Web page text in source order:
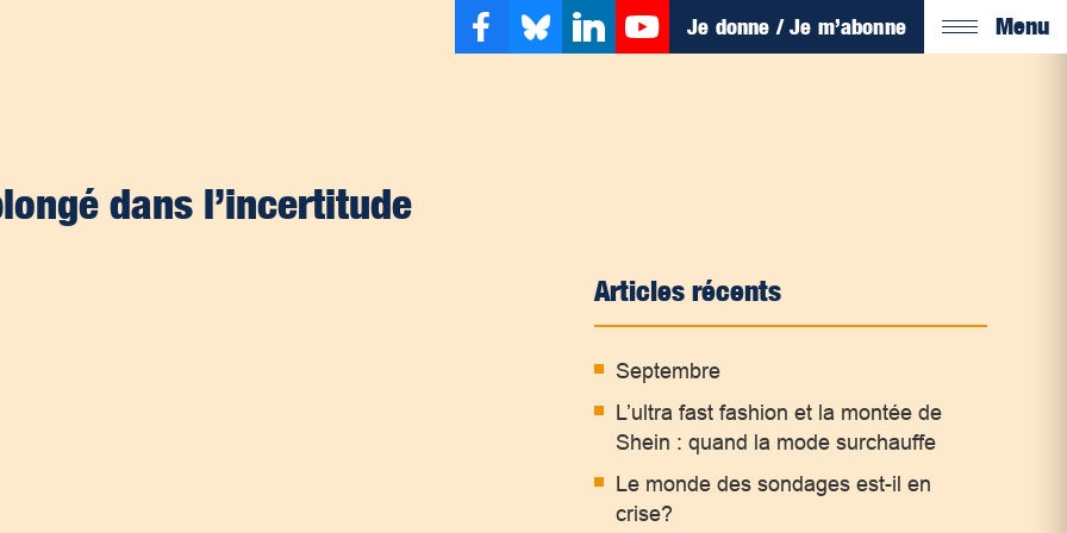
Je donne / Je m’abonne Menu
dans l’incertitude
Articles récents
Septembre
L’ultra fast fashion et la montée de
Shein : quand la mode surchauffe
Le monde des sondages est-il en
crise?